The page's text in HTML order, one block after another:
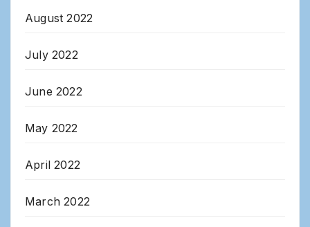
August 2022
July 2022
June 2022
May 2022
April 2022
March 2022